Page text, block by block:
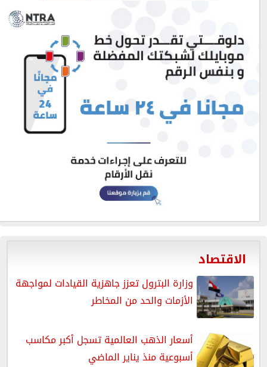
الاقتصاد
وزارة البترول تعزز جاهزية القيادات لمواجهة
الأزمات والحد من المخاطر
أسعار الذهب العالمية تسجل أكبر مكاسب
أسبوعية منذ يناير الماضي